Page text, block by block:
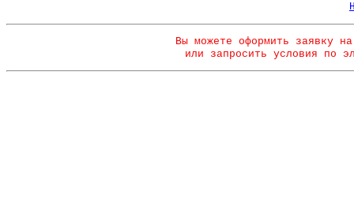
Вы можете оформить заявку
или запросить условия по